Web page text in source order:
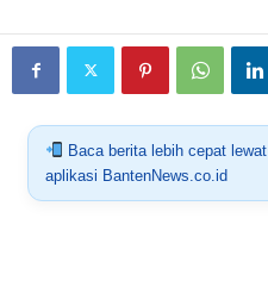
Baca berita lebih cepat lewat
aplikasi BantenNews.co.id